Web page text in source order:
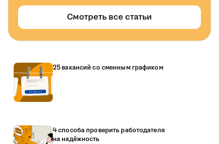
Смотреть все статьи
25 вакансий со сменным графиком
4 способа проверить работодателя
на надёжность